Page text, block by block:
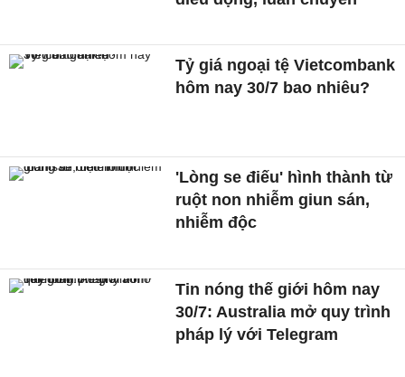
Tỷ giá ngoại tệ Vietcombank
hôm nay 30/7 bao nhiêu?
'Lòng se điếu' hình thành từ
ruột non nhiễm giun sán,
nhiễm độc
Tin nóng thế giới hôm nay
30/7: Australia mở quy trình
pháp lý với Telegram